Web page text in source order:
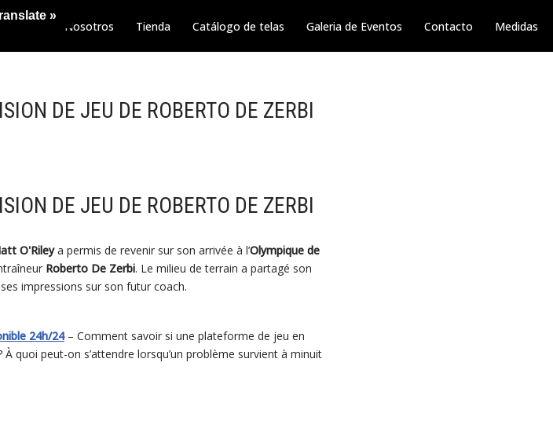
Nosotros Tienda Catálogo de telas Galeria de Eventos Contacto Medidas
DE JEU DE ROBERTO DE ZERBI
DE JEU DE ROBERTO DE ZERBI
O'Rileya permis de revenir sur son arrivée à l’Olympique de
Roberto De Zerbi. Le milieu de terrain a partagé son
impressions sur son futur coach.
24h/24– Comment savoir si une plateforme de jeu en
quoi peut-on s’attendre lorsqu’un problème survient à minuit
»